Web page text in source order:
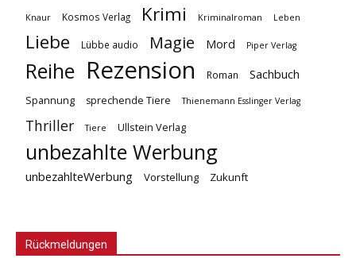
Knaur Kosmos Verlag Krimi Kriminalroman Leben
Liebe Lübbe audio Magie Mord Piper Verlag
Reihe Rezension Roman Sachbuch
Spannung sprechende Tiere Thienemann Esslinger Verlag
Thriller Tiere Ullstein Verlag
unbezahlte Werbung
unbezahlteWerbung Vorstellung Zukunft
Rückmeldungen